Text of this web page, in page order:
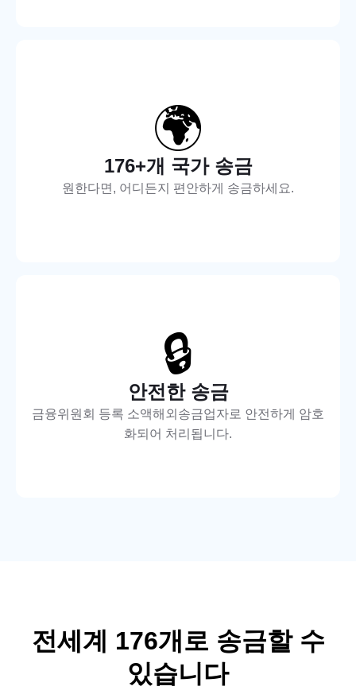
🌍
176+개 국가 송금
원한다면, 어디든지 편안하게 송금하세요.
🔒
안전한 송금
금융위원회 등록 소액해외송금업자로 안전하게 암호
화되어 처리됩니다.
전세계 176개로 송금할 수
있습니다